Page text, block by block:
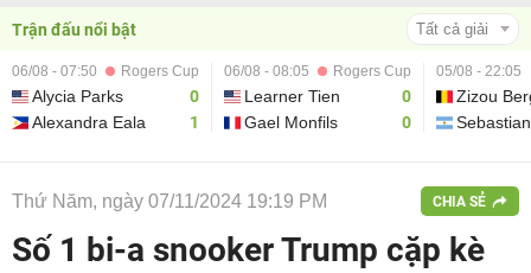
Trận đấu nổi bật Tất cả giải
06/08 - 07:50 Rogers Cup
Alycia Parks
0
Alexandra Eala
1
06/08 - 08:05 Rogers Cup
Learner Tien
0
Gael Monfils
0
05/08 - 22:05
Zizou
Thứ Năm, ngày 07/11/2024 19:19 PM CHIA SẺ
Số 1 bi-a snooker Trump cặp kè